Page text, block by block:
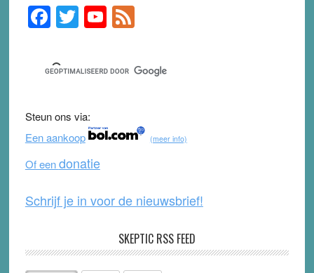
Primary
Sidebar
F
c
e
b
o
o
k
T
tt
er
Y
u
T
b
F
e
d
Steun ons via:
Een aankoop
(meer info)
Of eendonatie
Schrijf je in voor de nieuwsbrief!
SKEPTIC RSS FEED